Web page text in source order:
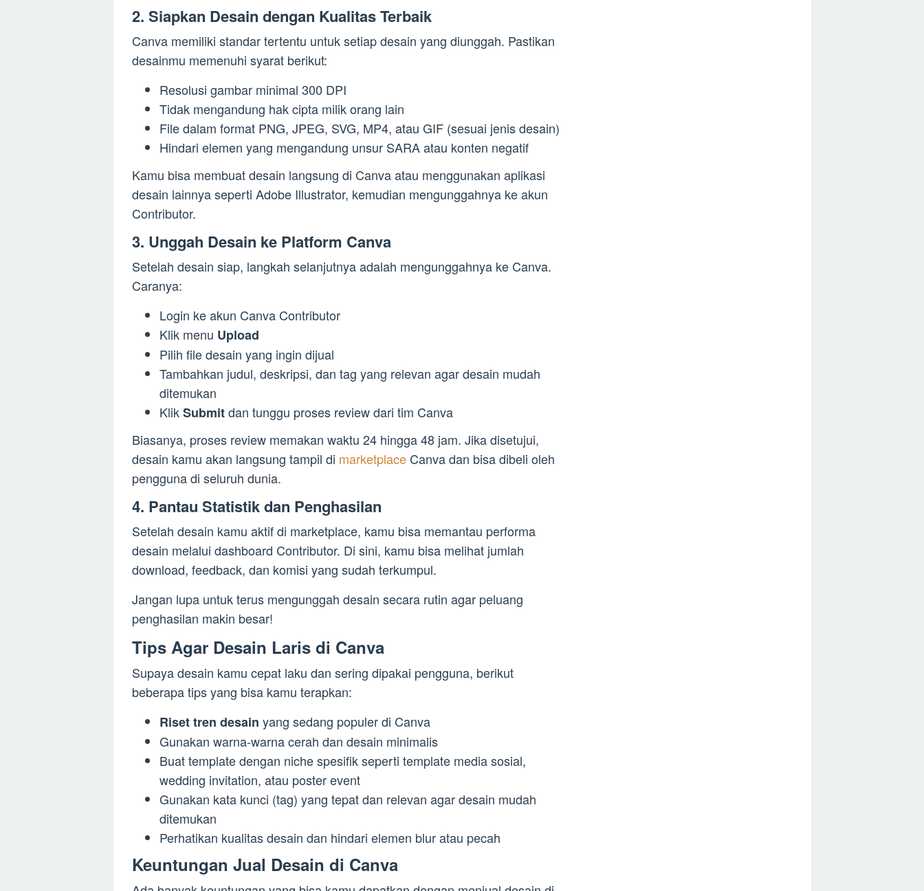
2. Siapkan Desain dengan Kualitas Terbaik
Canva memiliki standar tertentu untuk setiap desain yang diunggah. Pastikan
desainmu memenuhi syarat berikut:
Resolusi gambar minimal 300 DPI
Tidak mengandung hak cipta milik orang lain
File dalam format PNG, JPEG, SVG, MP4, atau GIF (sesuai jenis desain)
Hindari elemen yang mengandung unsur SARA atau konten negatif
Kamu bisa membuat desain langsung di Canva atau menggunakan aplikasi
desain lainnya seperti Adobe Illustrator, kemudian mengunggahnya ke akun
Contributor.
3. Unggah Desain ke Platform Canva
Setelah desain siap, langkah selanjutnya adalah mengunggahnya ke Canva.
Caranya:
Login ke akun Canva Contributor
Klik menu Upload
Pilih file desain yang ingin dijual
Tambahkan judul, deskripsi, dan tag yang relevan agar desain mudah
ditemukan
KlikSubmitdan tunggu proses review dari tim Canva
Biasanya, proses review memakan waktu 24 hingga 48 jam. Jika disetujui,
desain kamu akan langsung tampil di marketplace Canva dan bisa dibeli oleh
pengguna di seluruh dunia.
4. Pantau Statistik dan Penghasilan
Setelah desain kamu aktif di marketplace, kamu bisa memantau performa
desain melalui dashboard Contributor. Di sini, kamu bisa melihat jumlah
download, feedback, dan komisi yang sudah terkumpul.
Jangan lupa untuk terus mengunggah desain secara rutin agar peluang
penghasilan makin besar!
Tips Agar Desain Laris di Canva
Supaya desain kamu cepat laku dan sering dipakai pengguna, berikut
beberapa tips yang bisa kamu terapkan:
Riset tren desain yang sedang populer di Canva
Gunakan warna-warna cerah dan desain minimalis
Buat template dengan niche spesifik seperti template media sosial,
wedding invitation, atau poster event
Gunakan kata kunci (tag) yang tepat dan relevan agar desain mudah
ditemukan
Perhatikan kualitas desain dan hindari elemen blur atau pecah
Keuntungan Jual Desain di Canva